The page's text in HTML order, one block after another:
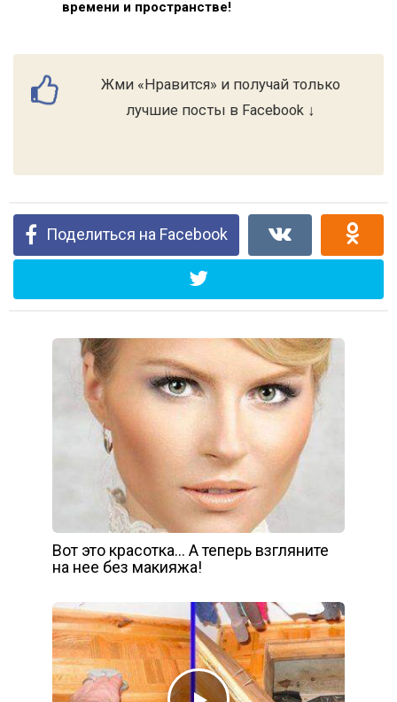
времени и пространстве!
Жми «Нравится» и получай только
лучшие посты в Facebook ↓
Поделиться на Facebook
Вот это красотка… А теперь взгляните
на нее без макияжа!